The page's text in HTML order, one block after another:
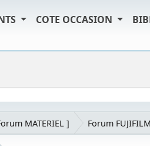
COTE OCCASION
MATERIEL ] Forum